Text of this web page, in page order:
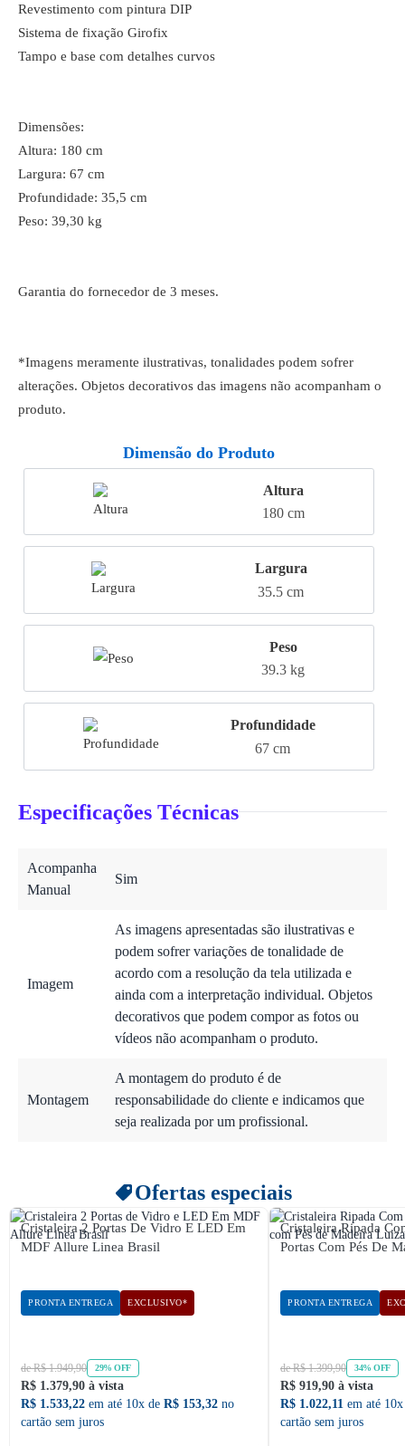
Revestimento com pintura DIP
Sistema de fixação Girofix
Tampo e base com detalhes curvos
Dimensões:
Altura: 180 cm
Largura: 67 cm
Profundidade: 35,5 cm
Peso: 39,30 kg
Garantia do fornecedor de 3 meses.
*Imagens meramente ilustrativas, tonalidades podem sofrer
alterações. Objetos decorativos das imagens não acompanham o
produto.
Dimensão do Produto
Altura
180 cm
Largura
35.5 cm
Peso
39.3 kg
Profundidade
67 cm
Especificações Técnicas
Acompanha
Manual
Sim
Imagem
As imagens apresentadas são ilustrativas e
podem sofrer variações de tonalidade de
acordo com a resolução da tela utilizada e
ainda com a interpretação individual. Objetos
decorativos que podem compor as fotos ou
vídeos não acompanham o produto.
Montagem
A montagem do produto é de
responsabilidade do cliente e indicamos que
seja realizada por um profissional.
Ofertas especiais
Cristaleira 2 Portas De Vidro E LED Em
MDF Allure Linea Brasil
PRONTA ENTREGA EXCLUSIVO*
de R$ 1.949,90 29% OFF
R$ 1.379,90 à vista
R$ 1.533,22 em até 10x de R$ 153,32 no
cartão sem juros
Cristaleira Ripada
Portas Com Pés De
PRONTA ENTREGA
de R$ 1.399,90 34% OFF
R$ 919,90 à vista
R$ 1.022,11 em até
cartão sem juros